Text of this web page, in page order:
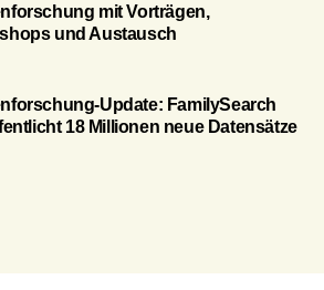
mit Vorträgen,
und Austausch
Update: FamilySearch
18 Millionen neue Datensätze